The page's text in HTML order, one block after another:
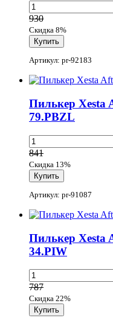
930
Скидка 8%
Артикул: pr-92183
Пилькер Xesta
79.PBZL
841
Скидка 13%
Артикул: pr-91087
Пилькер Xesta
34.PIW
787
Скидка 22%